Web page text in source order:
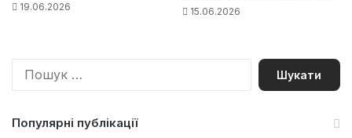
19.06.2026 15.06.2026
П
Популярні публікації